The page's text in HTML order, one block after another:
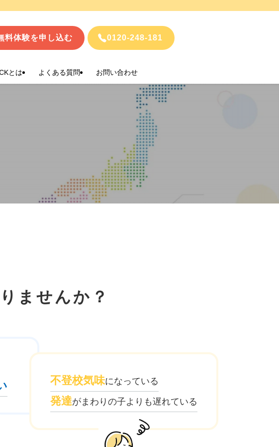
とは よくある質問 お問い合わせ
料体験を申し込む 0120-248-181
ませんか？
不登校気味になっている
発達がまわりの子よりも遅れている